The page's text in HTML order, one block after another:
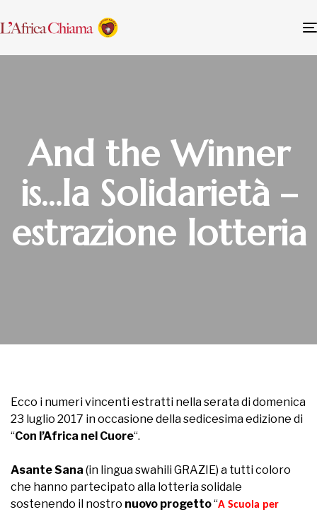
And the Winner
is…la Solidarietà –
estrazione lotteria
Ecco i numeri vincenti estratti nella serata di domenica
23 luglio 2017 in occasione della sedicesima edizione di
“Con l’Africa nel Cuore“.
Asante Sana (in lingua swahili GRAZIE) a tutti coloro
che hanno partecipato alla lotteria solidale
sostenendo il nostro nuovo progetto“A Scuola per